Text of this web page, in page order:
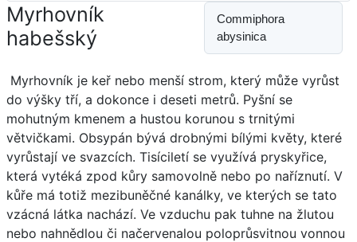
Myrhovník
habešský
Commiphora
abysinica
Myrhovník je keř nebo menší strom, který může vyrůst
do výšky tří, a dokonce i deseti metrů. Pyšní se
mohutným kmenem a hustou korunou s trnitými
větvičkami. Obsypán bývá drobnými bílými květy, které
vyrůstají ve svazcích. Tisíciletí se využívá pryskyřice,
která vytéká zpod kůry samovolně nebo po naříznutí. V
kůře má totiž mezibuněčné kanálky, ve kterých se tato
vzácná látka nachází. Ve vzduchu pak tuhne na žlutou
nebo nahnědlou či načervenalou poloprůsvitnou vonnou